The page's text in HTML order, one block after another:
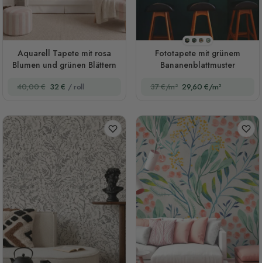
Aquarell Tapete mit rosa
Blumen und grünen Blättern
40,00 € 32 € / roll
Stil 1
Stil 2
Stil 3
Stil 4
Fototapete mit grünem
Bananenblattmuster
37 €/m² 29,60 €/m²